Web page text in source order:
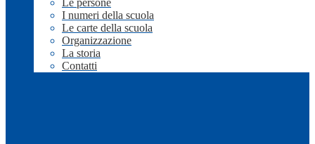
Le persone
I numeri della scuola
Le carte della scuola
Organizzazione
La storia
Contatti